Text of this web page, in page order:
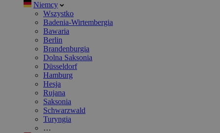
Niemcy
Wszystko
Badenia-Wirtembergia
Bawaria
Berlin
Brandenburgia
Dolna Saksonia
Düsseldorf
Hamburg
Hesja
Rujana
Saksonia
Schwarzwald
Turyngia
…